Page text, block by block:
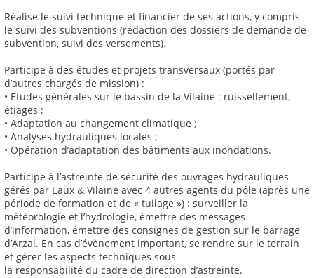
Réalise le suivi technique et financier de ses actions, y compris
le suivi des subventions (rédaction des dossiers de demande de
subvention, suivi des versements).
Participe à des études et projets transversaux (portés par
d’autres chargés de mission) :
• Etudes générales sur le bassin de la Vilaine : ruissellement,
étiages ;
• Adaptation au changement climatique ;
• Analyses hydrauliques locales ;
• Opération d’adaptation des bâtiments aux inondations.
Participe à l’astreinte de sécurité des ouvrages hydrauliques
gérés par Eaux & Vilaine avec 4 autres agents du pôle (après une
période de formation et de « tuilage ») : surveiller la
météorologie et l’hydrologie, émettre des messages
d’information, émettre des consignes de gestion sur le barrage
d’Arzal. En cas d’évènement important, se rendre sur le terrain
et gérer les aspects techniques sous
la responsabilité du cadre de direction d’astreinte.